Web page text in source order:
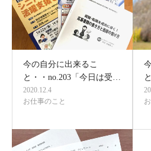
今の自分に出来るこ
と・・no.203「今日は受…
2020.12.4
お仕事のこと